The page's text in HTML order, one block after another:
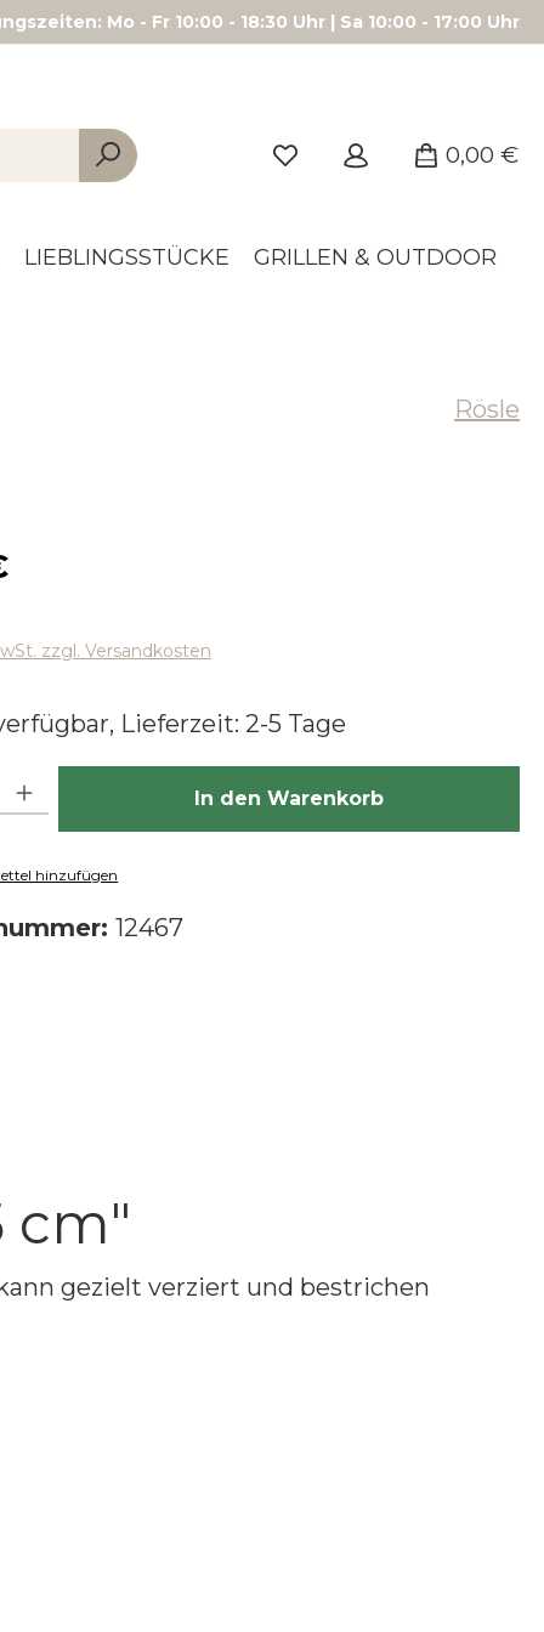
Mo - Fr 10:00 - 18:30 Uhr | Sa 10:00 - 17:00 Uhr
0,00 €
LIEBLINGSSTÜCKE GRILLEN & OUTDOOR
Rösle
zzgl. Versandkosten
Lieferzeit: 2-5 Tage
Gib den gewünschten Wert ein oder benutze die
In den Warenkorb
hinzufügen
12467
cm"
gezielt verziert und bestrichen